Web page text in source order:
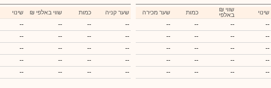
שינוי ₪ שווי
באלפי כמות
שער מכירה
--
--
--
--
--
--
--
--
--
--
--
--
--
--
--
--
--
--
--
--
שער קניה כמות ₪ שווי באלפי
שינוי
--
--
--
--
--
--
--
--
--
--
--
--
--
--
--
--
--
--
--
--